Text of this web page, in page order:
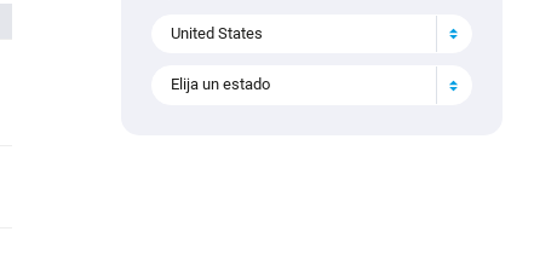
United States
Elija un estado